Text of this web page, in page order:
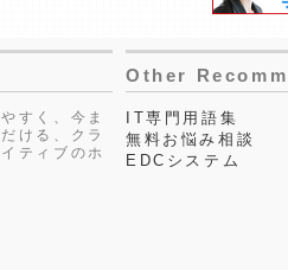
すく、今ま
ける、クラ
ティブのホ
Other
IT専門用語集
無料お悩み相談
EDCシステム